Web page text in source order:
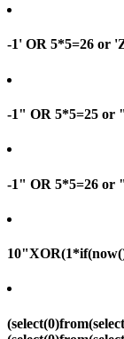
-1' OR 5*5=26 or
-1" OR 5*5=25
-1" OR 5*5=26